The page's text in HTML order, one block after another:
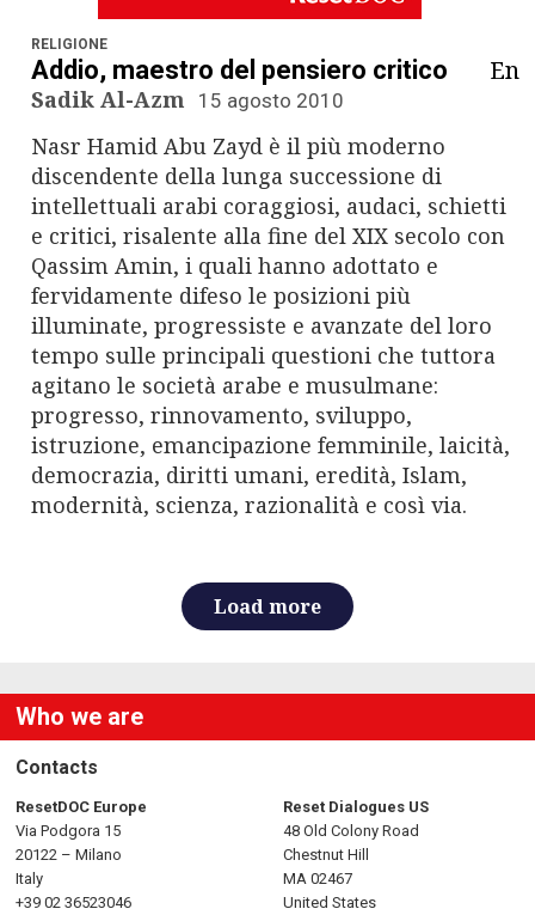
v
i
g
a
t
i
o
n
RELIGIONE
Addio, maestro del pensiero critico En
Sadik Al-Azm 15 agosto 2010
Nasr Hamid Abu Zayd è il più moderno
discendente della lunga successione di
intellettuali arabi coraggiosi, audaci, schietti
e critici, risalente alla fine del XIX secolo con
Qassim Amin, i quali hanno adottato e
fervidamente difeso le posizioni più
illuminate, progressiste e avanzate del loro
tempo sulle principali questioni che tuttora
agitano le società arabe e musulmane:
progresso, rinnovamento, sviluppo,
istruzione, emancipazione femminile, laicità,
democrazia, diritti umani, eredità, Islam,
modernità, scienza, razionalità e così via.
Load more
Who we are
Contacts
ResetDOC Europe
Via Podgora 15
20122 – Milano
Italy
+39 02 36523046
Reset Dialogues US
48 Old Colony Road
Chestnut Hill
MA 02467
United States